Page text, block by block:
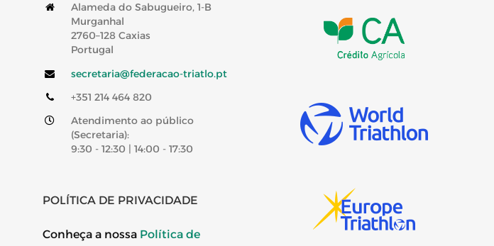
Alameda do Sabugueiro, 1-B
Murganhal
2760–128 Caxias
Portugal
secretaria@federacao-triatlo.pt
+351 214 464 820
Atendimento ao público
(Secretaria):
9:30 - 12:30 | 14:00 - 17:30
POLÍTICA DE PRIVACIDADE
Conheça a nossa Política de